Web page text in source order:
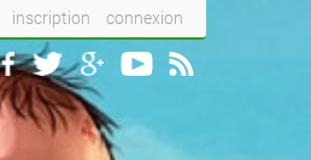
inscription connexion